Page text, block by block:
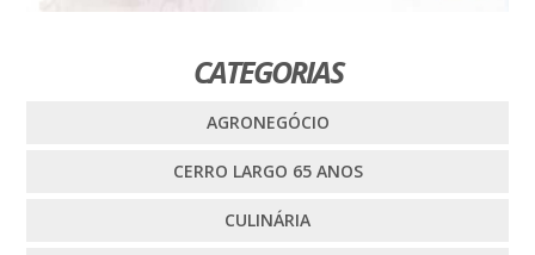
CATEGORIAS
AGRONEGÓCIO
CERRO LARGO 65 ANOS
CULINÁRIA